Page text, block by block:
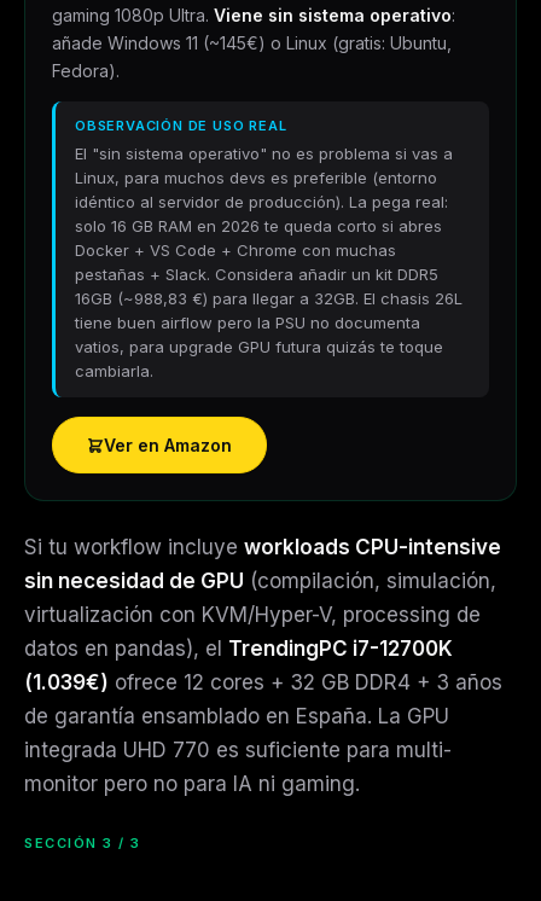
gaming 1080p Ultra. Viene sin sistema operativo:
añade Windows 11 (~145€) o Linux (gratis: Ubuntu,
Fedora).
OBSERVACIÓN DE USO REAL
El "sin sistema operativo" no es problema si vas a
Linux, para muchos devs es preferible (entorno
idéntico al servidor de producción). La pega real:
solo 16 GB RAM en 2026 te queda corto si abres
Docker + VS Code + Chrome con muchas
pestañas + Slack. Considera añadir un kit DDR5
16GB (~988,83 €) para llegar a 32GB. El chasis 26L
tiene buen airflow pero la PSU no documenta
vatios, para upgrade GPU futura quizás te toque
cambiarla.
Ver en Amazon
Si tu workflow incluye workloads CPU-intensive
sin necesidad de GPU (compilación, simulación,
virtualización con KVM/Hyper-V, processing de
datos en pandas), el TrendingPC i7-12700K
(1.039€) ofrece 12 cores + 32 GB DDR4 + 3 años
de garantía ensamblado en España. La GPU
integrada UHD 770 es suficiente para multi-
monitor pero no para IA ni gaming.
SECCIÓN 3 / 3